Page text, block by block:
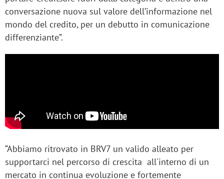
conversazione nuova sul valore dell’informazione nel
mondo del credito, per un debutto in comunicazione
differenziante”.
“Abbiamo ritrovato in BRV7 un valido alleato per
supportarci nel percorso di crescita all'interno di un
mercato in continua evoluzione e fortemente